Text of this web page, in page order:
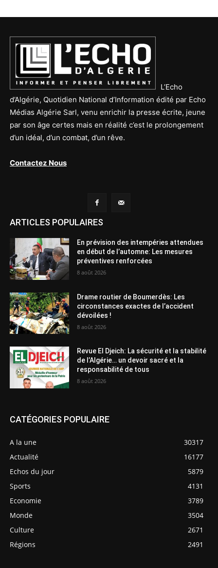
L’Echo
d’Algérie, Quotidien National d’Information édité par Echo
Médias Algérie Sarl, venu enrichir la presse écrite, jeune
par son âge certes mais en réalité c’est le prolongement
d’un idéal, d’un combat, d’un rêve.
Contactez Nous
ARTICLES POPULAIRES
En prévision des intempéries attendues
en début de l’automne: Les mesures
préventives renforcées
8 août 2026
Drame routier de Boumerdès: Les
circonstances exactes de l’accident
dévoilées !
8 août 2026
Revue El Djeich: La sécurité et la stabilité
de l’Algérie… un devoir sacré et la
responsabilité de tous
8 août 2026
CATÉGORIES POPULAIRE
A la une
30317
Actualité
16177
Echos du jour
5879
Sports
4131
Economie
3789
Monde
3504
Culture
2671
Régions
2491